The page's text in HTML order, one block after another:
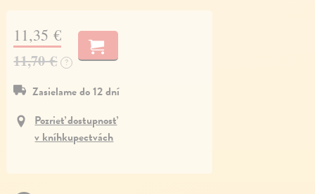
11,35 €
11,70 €
?
Zasielame do 12 dní
Pozrieť dostupnosť
v kníhkupectvách